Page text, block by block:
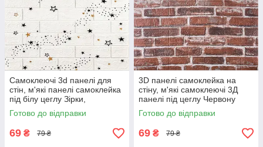
Самоклеючі 3d панелі для
стін, м'які панелі самоклейка
під білу цеглу Зірки,
700х770х3 мм
Готово до відправки
69 ₴ 79 ₴
3D панелі самоклейка на
стіну, м'які самоклеючі 3Д
панелі під цеглу Червону
Катеринославську, 3 мм
Готово до відправки
69 ₴ 79 ₴